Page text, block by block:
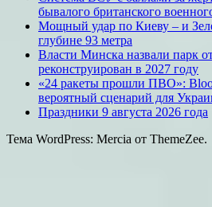
бывалого британского
Мощный удар по Киеву – и
глубине 93 метра
Власти Минска назвали парк
реконструирован в 2027 году
«24 ракеты прошли ПВО»:
вероятный сценарий для
Праздники 9 августа 2026 года
Тема WordPress: Mercia от ThemeZee.